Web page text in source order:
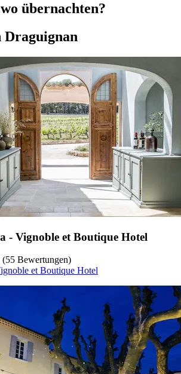
übernachten?
Draguignan
- Vignoble et Boutique Hotel
Bewertungen)
et Boutique Hotel